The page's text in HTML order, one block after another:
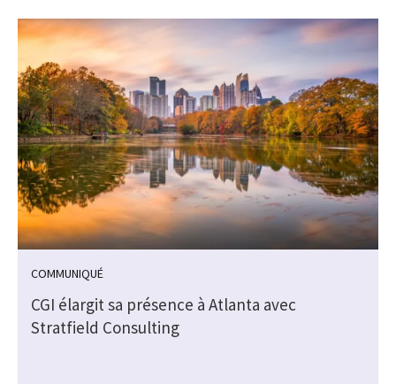
COMMUNIQUÉ
CGI élargit sa présence à Atlanta avec
Stratfield Consulting